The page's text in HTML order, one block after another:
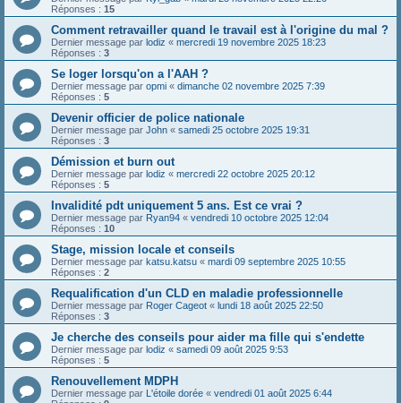
Réponses : 15
Comment retravailler quand le travail est à l'origine du mal ?
Dernier message par lodiz « mercredi 19 novembre 2025 18:23
Réponses : 3
Se loger lorsqu'on a l'AAH ?
Dernier message par opmi « dimanche 02 novembre 2025 7:39
Réponses : 5
Devenir officier de police nationale
Dernier message par John « samedi 25 octobre 2025 19:31
Réponses : 3
Démission et burn out
Dernier message par lodiz « mercredi 22 octobre 2025 20:12
Réponses : 5
Invalidité pdt uniquement 5 ans. Est ce vrai ?
Dernier message par Ryan94 « vendredi 10 octobre 2025 12:04
Réponses : 10
Stage, mission locale et conseils
Dernier message par katsu.katsu « mardi 09 septembre 2025 10:55
Réponses : 2
Requalification d'un CLD en maladie professionnelle
Dernier message par Roger Cageot « lundi 18 août 2025 22:50
Réponses : 3
Je cherche des conseils pour aider ma fille qui s'endette
Dernier message par lodiz « samedi 09 août 2025 9:53
Réponses : 5
Renouvellement MDPH
Dernier message par L'étoile dorée « vendredi 01 août 2025 6:44